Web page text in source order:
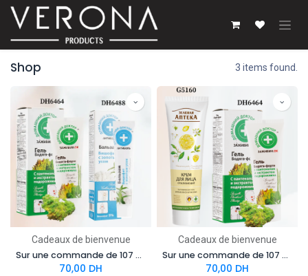
Se rendre au contenu
Shop 3 items found.
Cadeaux de bienvenue
Sur une commande de 107 points pack Cadeau de bienvenue 1 (DH6464+DH6488) à 49 DH
70,00 DH
Cadeaux de bienvenue
Sur une commande de 107 points pack Cadeau de bienvenue 2 (G5160 ​+DH6464) à 49 DH
70,00 DH